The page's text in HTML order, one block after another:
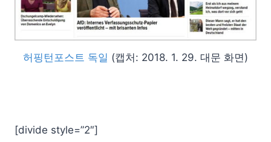
허핑턴포스트 독일 (캡처: 2018. 1. 29. 대문 화면)
[divide style=”2″]